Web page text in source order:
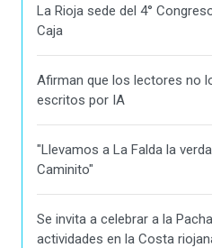
La Rioja sede del 4°
Caja
Afirman que los lectores no
escritos por IA
"Llevamos a La Falda la
Caminito"
Se invita a celebrar a la
actividades en la Costa